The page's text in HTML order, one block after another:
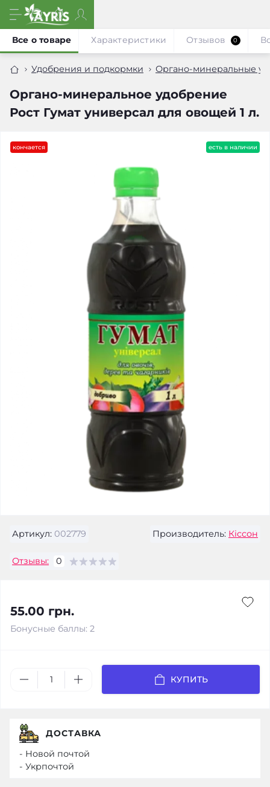
Удобрения и подкормки Органо-минеральные
Органо-минеральное удобрение
Рост Гумат универсал для овощей 1 л.
Все о товаре Характеристики Отзывов 0
кончается есть в наличии
Артикул: 002779 Производитель: Кіссон
Отзывы: 0
55.00 грн.
Бонусные баллы: 2
КУПИТЬ
ДОСТАВКА
- Новой почтой
- Укрпочтой